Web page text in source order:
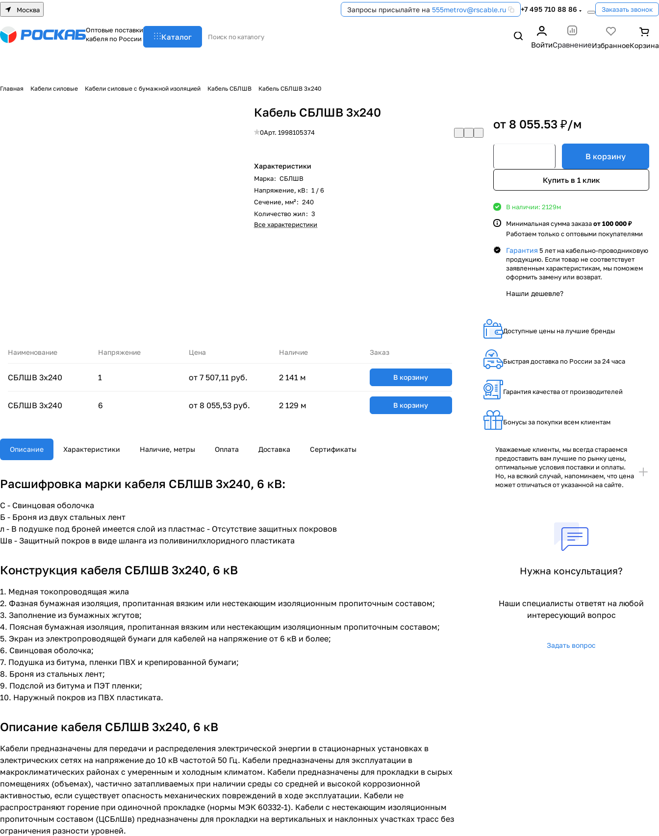
Москва Запросы присылайте на 555metrov@rscable.ru +7 495 710 88 86 Заказать звонок
Оптовые поставки
кабеля по России
Каталог
ВойтиСравнение
Главная Кабели силовые Кабели силовые с бумажной изоляцией Кабель СБЛШВ Кабель СБЛШВ 3х240
Кабель СБЛШВ 3х240
0Арт. 1998105374
Характеристики
Марка: СБЛШВ
Напряжение, кВ: 1 / 6
Сечение, мм²: 240
Количество жил: 3
Все характеристики
от 8 055.53 ₽/м
В корзину
Купить в 1 клик
В наличии: 2129м
Минимальная сумма заказаот 100 000 ₽
Работаем только с оптовыми покупателями
Гарантия 5 лет на кабельно-проводниковую
продукцию. Если товар не соответствует
заявленным характеристикам, мы поможем
оформить замену или возврат.
Нашли дешевле?
Доступные цены на лучшие бренды
Быстрая доставка по России за 24 часа
Гарантия качества от производителей
Бонусы за покупки всем клиентам
Уважаемые клиенты, мы всегда стараемся
предоставить вам лучшие по рынку цены,
оптимальные условия поставки и оплаты.
Но, на всякий случай, напоминаем, что цена
может отличаться от указанной на сайте.
Нужна консультация?
Наши специалисты ответят на любой
интересующий вопрос
Задать вопрос
Наименование Напряжение Цена Наличие Заказ
СБЛШВ 3х240 1 от 7 507,11 руб. 2 141 м В корзину
СБЛШВ 3х240 6 от 8 055,53 руб. 2 129 м В корзину
Описание Характеристики Наличие, метры Оплата Доставка Сертификаты
Расшифровка марки кабеля СБЛШВ 3х240, 6 кВ:
С - Свинцовая оболочка
Б - Броня из двух стальных лент
л - В подушке под броней имеется слой из пластмас - Отсутствие защитных покровов
Шв - Защитный покров в виде шланга из поливинилхлоридного пластиката
Конструкция кабеля СБЛШВ 3х240, 6 кВ
1. Медная токопроводящая жила
2. Фазная бумажная изоляция, пропитанная вязким или нестекающим изоляционным пропиточным составом;
3. Заполнение из бумажных жгутов;
4. Поясная бумажная изоляция, пропитанная вязким или нестекающим изоляционным пропиточным составом;
5. Экран из электропроводящей бумаги для кабелей на напряжение от 6 кВ и более;
6. Свинцовая оболочка;
7. Подушка из битума, пленки ПВХ и крепированной бумаги;
8. Броня из стальных лент;
9. Подслой из битума и ПЭТ пленки;
10. Наружный покров из ПВХ пластиката.
Описание кабеля СБЛШВ 3х240, 6 кВ
Кабели предназначены для передачи и распределения электрической энергии в стационарных установках в
электрических сетях на напряжение до 10 кВ частотой 50 Гц. Кабели предназначены для эксплуатации в
макроклиматических районах с умеренным и холодным климатом. Кабели предназначены для прокладки в сырых
помещениях (объемах), частично затапливаемых при наличии среды со средней и высокой коррозионной
активностью, если существует опасность механических повреждений в ходе эксплуатации. Кабели не
распространяют горение при одиночной прокладке (нормы МЭК 60332-1). Кабели с нестекающим изоляционным
пропиточным составом (ЦСБлШв) предназначены для прокладки на вертикальных и наклонных участках трасс без
ограничения разности уровней.